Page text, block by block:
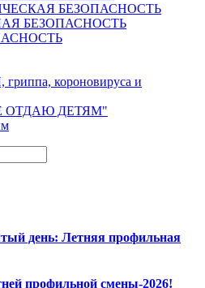
БЕЗОПАСНОСТЬ
БЕЗОПАСНОСТЬ
короновируса и
ОТДАЮ ДЕТЯМ"
день: Летняя профильная
профильной смены-2026!